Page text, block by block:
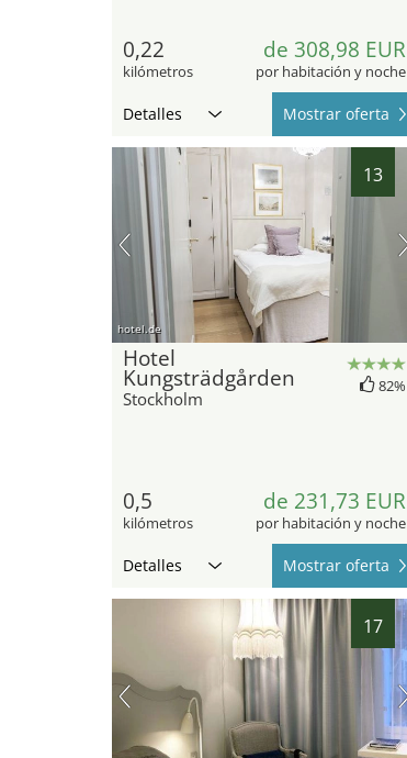
0,22
kilómetros
de 308,98 EUR
por habitación y noche
Detalles Mostrar oferta
13
hotel.de
Hotel
Kungsträdgården
Stockholm
82%
0,5
kilómetros
de 231,73 EUR
por habitación y noche
Detalles Mostrar oferta
17